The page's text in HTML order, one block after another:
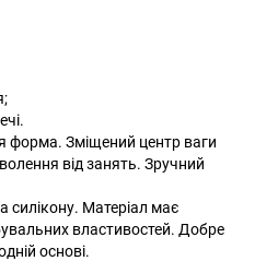
форма. Зміщений центр ваги
від занять. Зручний
силікону. Матеріал має
властивостей. Добре
основі.